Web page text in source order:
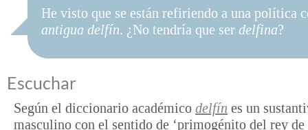
FundéuRAE es una fundación patrocinada por la
y la Real Academia Española, cuyo objetivo es
el buen uso del español en los medios de
Internet.
He visto que se están refiriendo a una política
antigua delfín. ¿No tendría que ser delfina?
Escuchar
Según el diccionario académico delfín es un
masculino con el sentido de ‘primogénito del rey de